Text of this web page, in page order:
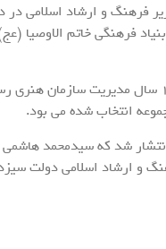
فرهنگ و ارشاد اسلامی
فرهنگی خاتم الاوصیا
پیش از این احسان محمدحسنی؛ موسس سازمان اوج،
انتخاب شده می بود.
شد که سیدمحمد
و ارشاد اسلامی دولت